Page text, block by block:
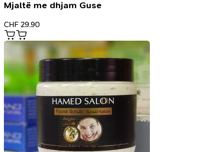
Mjaltë me dhjam Guse
CHF 29.90